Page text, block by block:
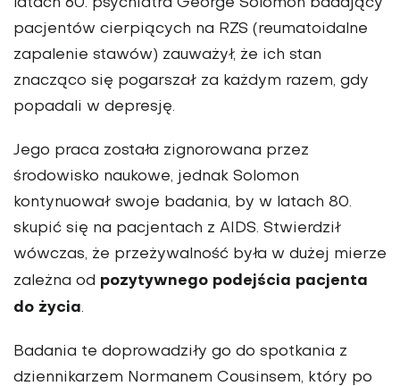
latach 60. psychiatra George Solomon badający
pacjentów cierpiących na RZS (reumatoidalne
zapalenie stawów) zauważył, że ich stan
znacząco się pogarszał za każdym razem, gdy
popadali w depresję.
Jego praca została zignorowana przez
środowisko naukowe, jednak Solomon
kontynuował swoje badania, by w latach 80.
skupić się na pacjentach z AIDS. Stwierdził
wówczas, że przeżywalność była w dużej mierze
zależna od pozytywnego podejścia pacjenta
do życia.
Badania te doprowadziły go do spotkania z
dziennikarzem Normanem Cousinsem, który po